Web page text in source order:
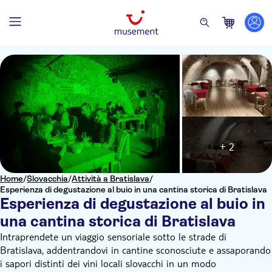
Home/Slovacchia/Attività a Bratislava/
Esperienza di degustazione al buio in una cantina storica di Bratislava
Esperienza di degustazione al buio in
una cantina storica di Bratislava
+ 2
Intraprendete un viaggio sensoriale sotto le strade di
Bratislava, addentrandovi in cantine sconosciute e assaporando
i sapori distinti dei vini locali slovacchi in un modo